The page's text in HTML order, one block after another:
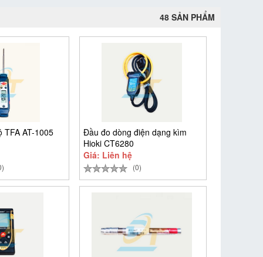
48 SẢN PHẨM
TFA AT-1005
Đầu đo dòng điện dạng kìm
Hioki CT6280
Giá: Liên hệ
(0)